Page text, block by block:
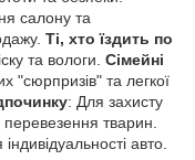
салону та
Ті, хто їздить по
та вологи. Сімейні
"сюрпризів" та легкої
: Для захисту
тварин.
авто.